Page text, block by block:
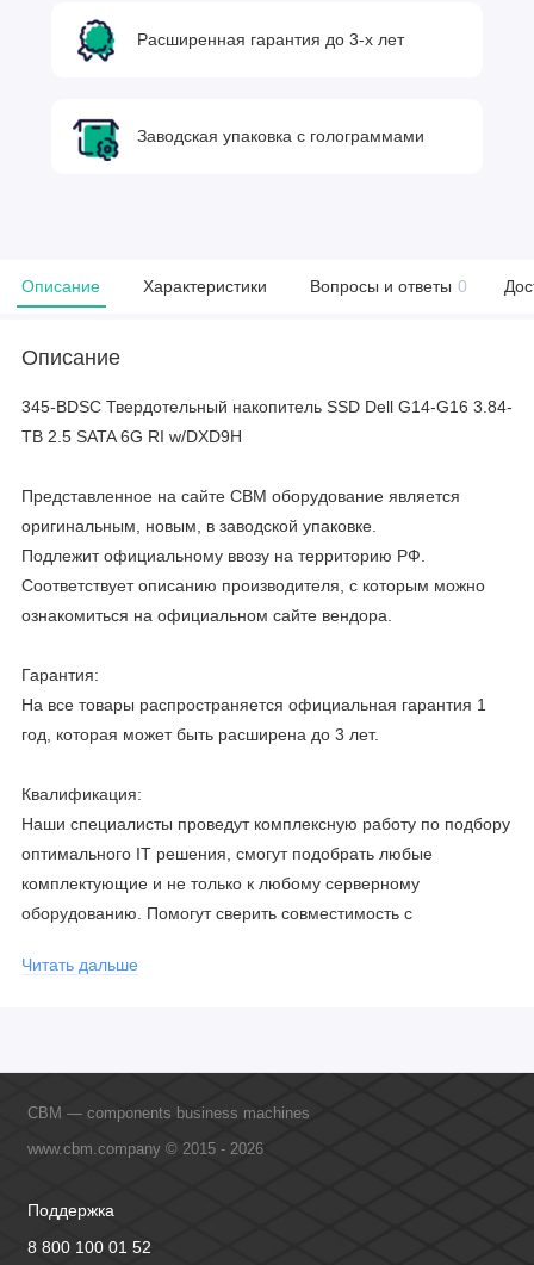
Расширенная гарантия до 3-х лет
Заводская упаковка с голограммами
Описание Характеристики Вопросы и ответы 0
Описание
345-BDSC Твердотельный накопитель SSD Dell G14-G16 3.84-
TB 2.5 SATA 6G RI w/DXD9H
Представленное на сайте CBM оборудование является
оригинальным, новым, в заводской упаковке.
Подлежит официальному ввозу на территорию РФ.
Соответствует описанию производителя, с которым можно
ознакомиться на официальном сайте вендора.
Гарантия:
На все товары распространяется официальная гарантия 1
год, которая может быть расширена до 3 лет.
Квалификация:
Наши специалисты проведут комплексную работу по подбору
оптимального IT решения, смогут подобрать любые
комплектующие и не только к любому серверному
оборудованию. Помогут сверить совместимость с
официальными производителями и проводим регулярное
Читать дальше
CBM — components business machines
www.cbm.company © 2015 - 2026
Поддержка
8 800 100 01 52